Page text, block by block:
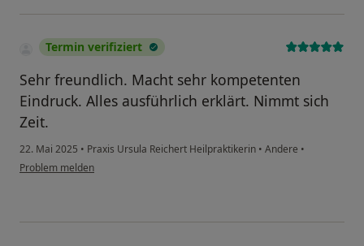
Termin verifiziert
Sehr freundlich. Macht sehr kompetenten
Eindruck. Alles ausführlich erklärt. Nimmt sich
Zeit.
22. Mai 2025 • Praxis Ursula Reichert Heilpraktikerin • Andere •
Problem melden